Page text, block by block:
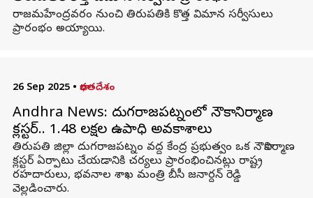
రాజమహేంద్రవరం నుంచి తిరుపతికి కొత్త విమాన సర్వీసులు
ప్రారంభం అయ్యాయి.
26 Sep 2025 • భారతదేశం
Andhra News: దుగరాజపట్నంలో నౌకానిర్మాణ
క్లస్టర్‌.. 1.48 లక్షల ఉపాధి అవకాశాలు
తిరుపతి జిల్లా దుగరాజపట్నం వద్ద కేంద్ర ప్రభుత్వం ఒక నౌకానిర్మాణ
క్లస్టర్‌ ఏర్పాటు చేయడానికి చర్యలు ప్రారంభించినట్లు రాష్ట్ర
రహదారులు, భవనాల శాఖ మంత్రి బీసీ జనార్దన్ రెడ్డి
వెల్లడించారు.